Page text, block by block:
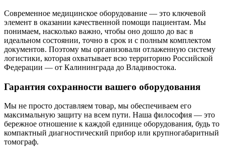
Современное медицинское оборудование — это ключевой
элемент в оказании качественной помощи пациентам. Мы
понимаем, насколько важно, чтобы оно дошло до вас в
идеальном состоянии, точно в срок и с полным комплектом
документов. Поэтому мы организовали отлаженную систему
логистики, которая охватывает всю территорию Российской
Федерации — от Калининграда до Владивостока.
Гарантия сохранности вашего оборудования
Мы не просто доставляем товар, мы обеспечиваем его
максимальную защиту на всем пути. Наша философия — это
бережное отношение к каждой единице оборудования, будь то
компактный диагностический прибор или крупногабаритный
томограф.